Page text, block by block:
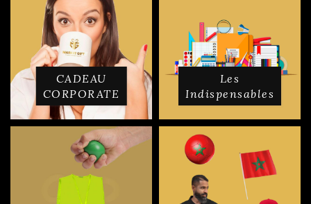
CADEAU
CORPORATE
Les
Indispensables